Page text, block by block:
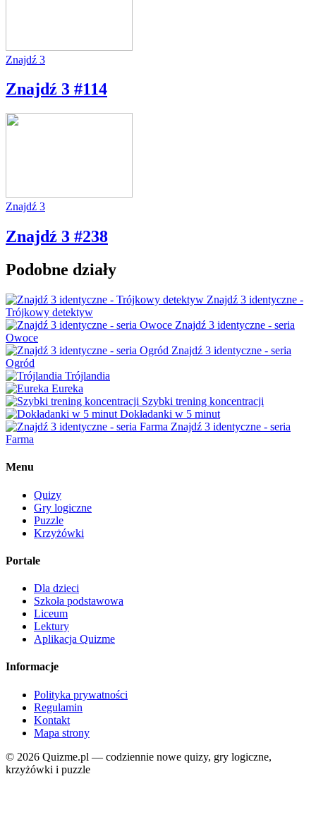
Znajdź 3
Znajdź 3 #114
Znajdź 3
Znajdź 3 #238
Podobne działy
Znajdź 3 identyczne -
Trójkowy detektyw
Znajdź 3 identyczne - seria
Owoce
Znajdź 3 identyczne - seria
Ogród
Trójlandia
Eureka
Szybki trening koncentracji
Dokładanki w 5 minut
Znajdź 3 identyczne - seria
Farma
Menu
Quizy
Gry logiczne
Puzzle
Krzyżówki
Portale
Dla dzieci
Szkoła podstawowa
Liceum
Lektury
Aplikacja Quizme
Informacje
Polityka prywatności
Regulamin
Kontakt
Mapa strony
© 2026 Quizme.pl — codziennie nowe quizy, gry logiczne,
krzyżówki i puzzle